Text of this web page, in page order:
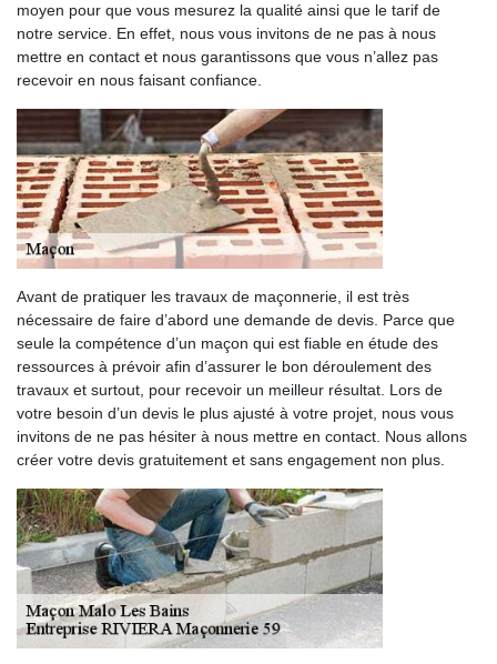
moyen pour que vous mesurez la qualité ainsi que le tarif de
notre service. En effet, nous vous invitons de ne pas à nous
mettre en contact et nous garantissons que vous n’allez pas
recevoir en nous faisant confiance.
Avant de pratiquer les travaux de maçonnerie, il est très
nécessaire de faire d’abord une demande de devis. Parce que
seule la compétence d’un maçon qui est fiable en étude des
ressources à prévoir afin d’assurer le bon déroulement des
travaux et surtout, pour recevoir un meilleur résultat. Lors de
votre besoin d’un devis le plus ajusté à votre projet, nous vous
invitons de ne pas hésiter à nous mettre en contact. Nous allons
créer votre devis gratuitement et sans engagement non plus.